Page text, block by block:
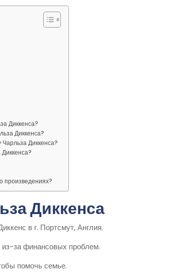
Диккенса?
Диккенса?
Диккенса?
произведениях?
Диккенса
в г. Портсмут, Англия.
за финансовых проблем.
помочь семье.